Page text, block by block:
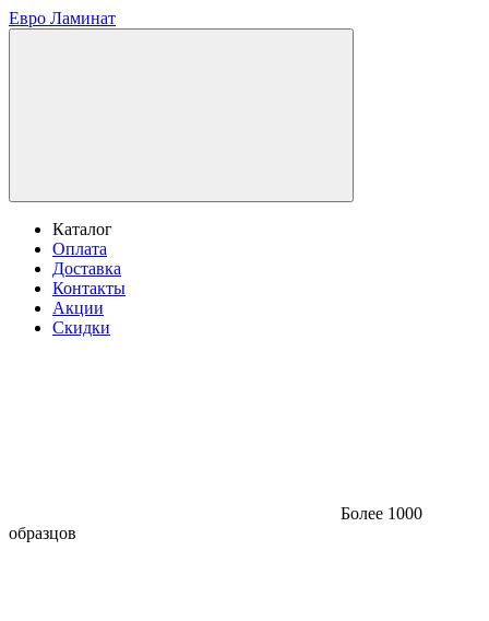
Евро Ламинат
Каталог
Оплата
Доставка
Контакты
Акции
Скидки
Более 1000
образцов